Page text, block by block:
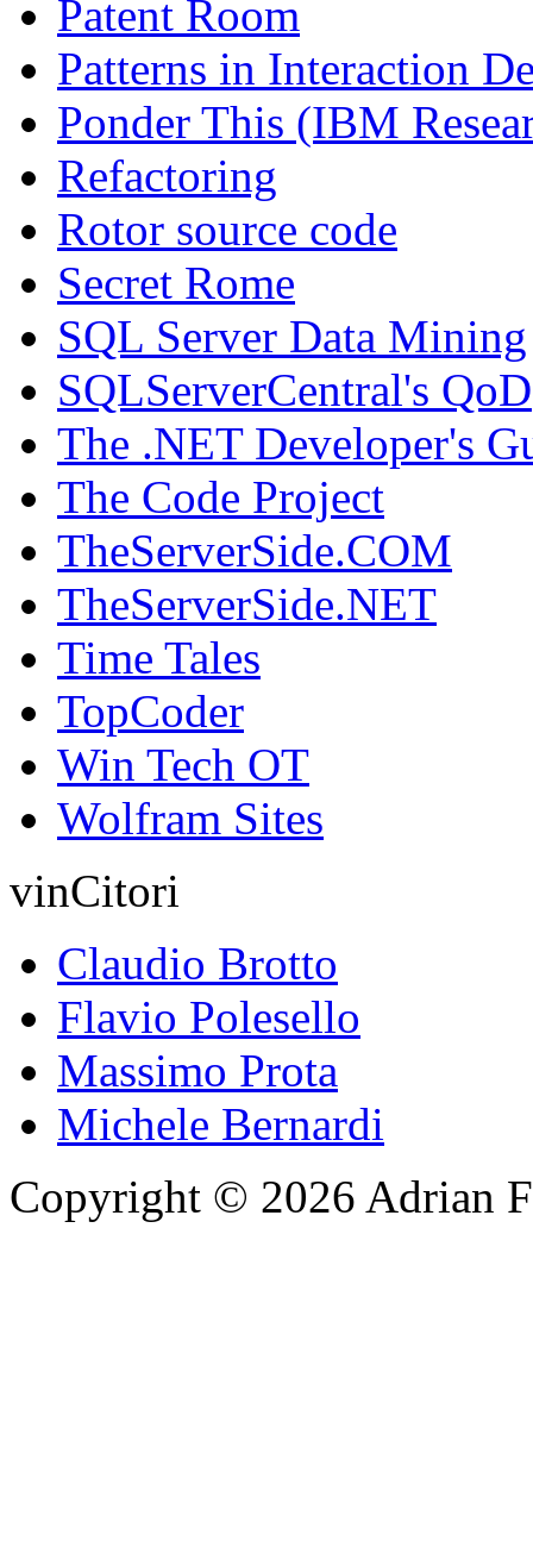
Patent Room
Patterns in Interaction
Ponder This (IBM
Refactoring
Rotor source code
Secret Rome
SQL Server Data Mining
SQLServerCentral's QoD
The .NET Developer's
The Code Project
TheServerSide.COM
TheServerSide.NET
Time Tales
TopCoder
Win Tech OT
Wolfram Sites
vinCitori
Claudio Brotto
Flavio Polesello
Massimo Prota
Michele Bernardi
Copyright © 2026 Adrian